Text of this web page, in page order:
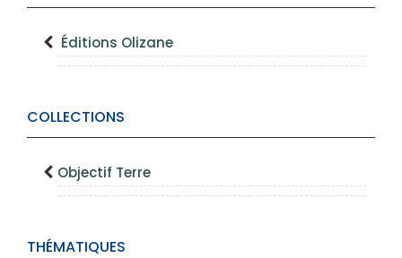
Éditions Olizane
COLLECTIONS
Objectif Terre
THÉMATIQUES